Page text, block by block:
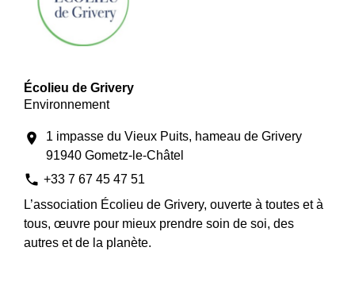
Écolieu de Grivery
Environnement
location_on
1 impasse du Vieux Puits, hameau de Grivery
91940 Gometz-le-Châtel
phone +33 7 67 45 47 51
L’association Écolieu de Grivery, ouverte à toutes et à
tous, œuvre pour mieux prendre soin de soi, des
autres et de la planète.